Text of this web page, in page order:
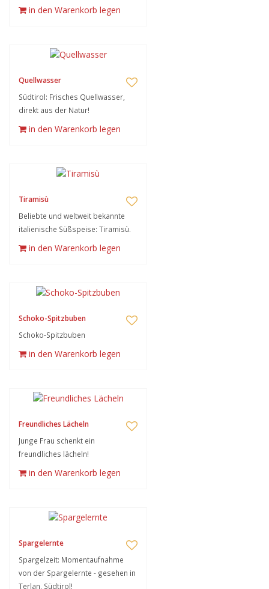
in den Warenkorb legen
Quellwasser
Südtirol: Frisches Quellwasser,
direkt aus der Natur!
in den Warenkorb legen
Tiramisù
Beliebte und weltweit bekannte
italienische Süßspeise: Tiramisù.
in den Warenkorb legen
Schoko-Spitzbuben
Schoko-Spitzbuben
in den Warenkorb legen
Freundliches Lächeln
Junge Frau schenkt ein
freundliches lächeln!
in den Warenkorb legen
Spargelernte
Spargelzeit: Momentaufnahme
von der Spargelernte - gesehen in
Terlan, Südtirol!